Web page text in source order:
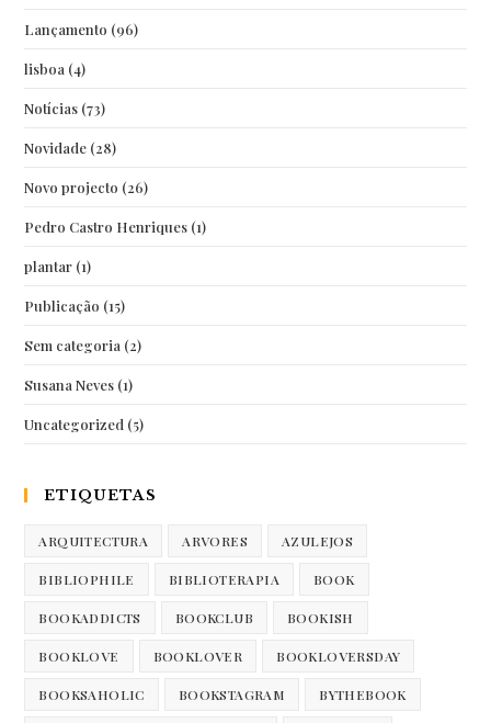
Lançamento (96)
lisboa (4)
Notícias (73)
Novidade (28)
Novo projecto (26)
Pedro Castro Henriques (1)
plantar (1)
Publicação (15)
Sem categoria (2)
Susana Neves (1)
Uncategorized (5)
ETIQUETAS
ARQUITECTURA ARVORES AZULEJOS
BIBLIOPHILE BIBLIOTERAPIA BOOK
BOOKADDICTS BOOKCLUB BOOKISH
BOOKLOVE BOOKLOVER BOOKLOVERSDAY
BOOKSAHOLIC BOOKSTAGRAM BYTHEBOOK